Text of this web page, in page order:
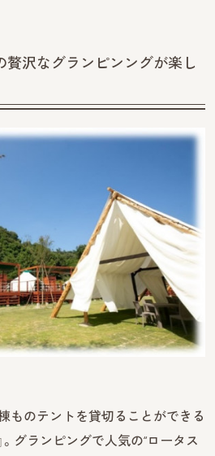
贅沢なグランピンングが楽し
ものテントを貸切ることができる
グランピングで人気の“ロータス